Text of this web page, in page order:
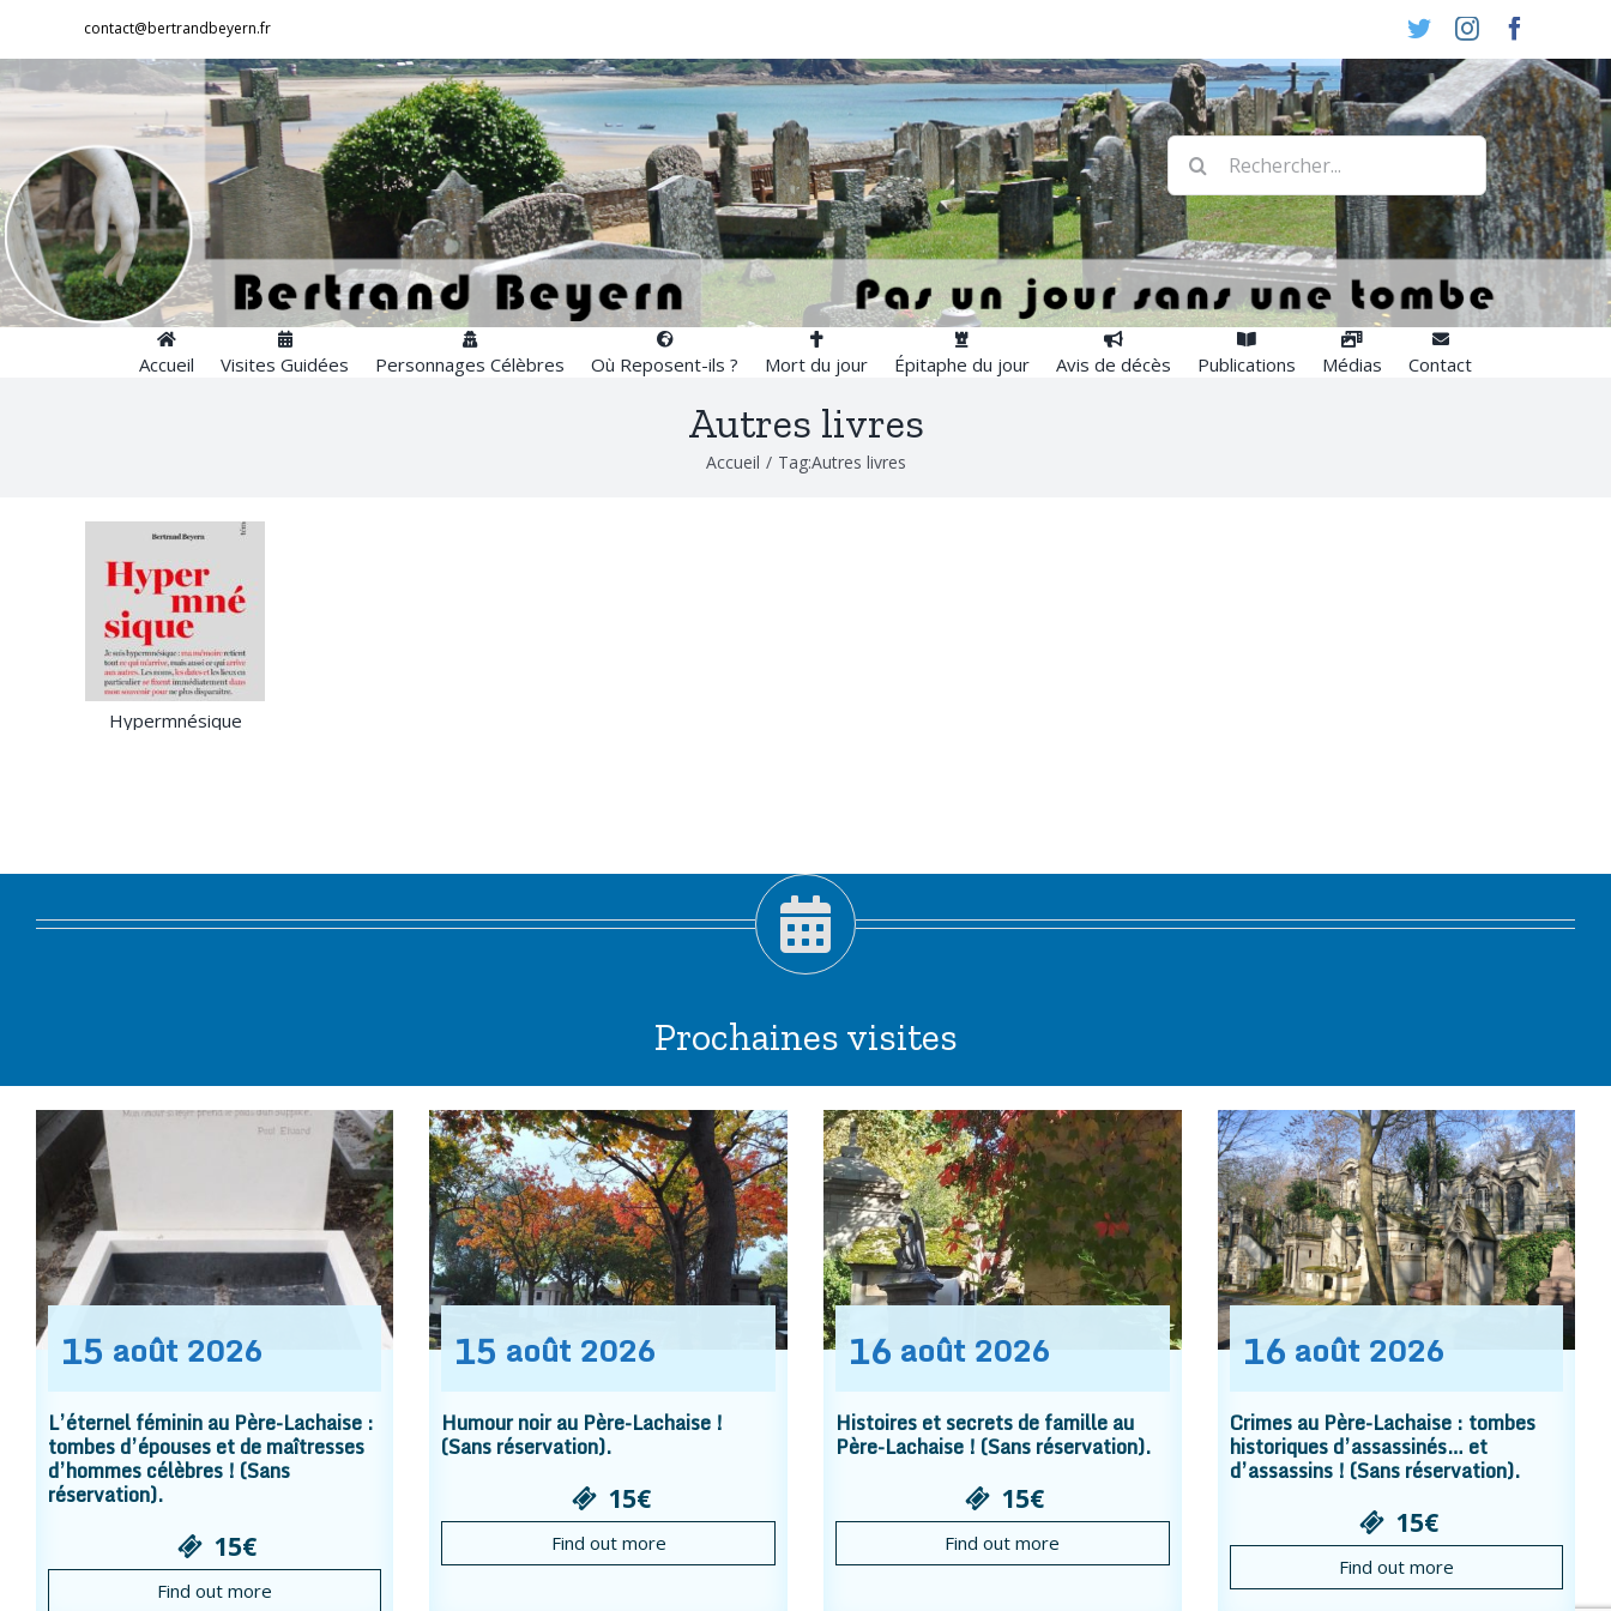
contenu
contact@bertrandbeyern.fr TwitterInstagram
Rechercher:
Accueil Visites Guidées Personnages Célèbres Où Reposent-ils ? Mort du jour Épitaphe du jour Avis de décès Publications Médias Contact
Autres livres
Accueil / Tag:Autres livres
Hypermnésique
Prochaines visites
15 août 2026
L’éternel féminin au Père-Lachaise :
tombes d’épouses et de maîtresses
d’hommes célèbres ! (Sans
réservation).
15€
Find out more
15 août 2026
Humour noir au Père-Lachaise !
(Sans réservation).
15€
Find out more
16 août 2026
Histoires et secrets de famille au
Père-Lachaise ! (Sans réservation).
15€
Find out more
16 août 2026
Crimes au Père-Lachaise : tombes
historiques d’assassinés… et
d’assassins ! (Sans réservation).
15€
Find out more